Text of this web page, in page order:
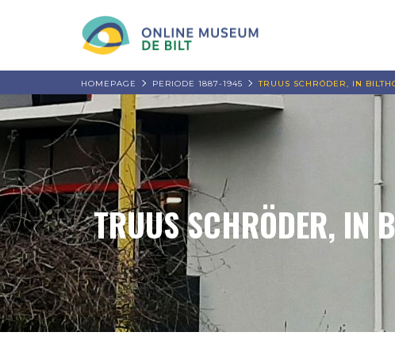
HOMEPAGE PERIODE 1887-1945 TRUUS SCHRÖDER, IN
TRUUS SCHRÖDER, IN